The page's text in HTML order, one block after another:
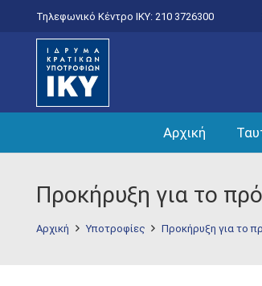
Τηλεφωνικό Κέντρο IKY: 210 3726300
Αρχική
Προκήρυξη για το
Αρχική Υποτροφίες Προκήρυξη για το